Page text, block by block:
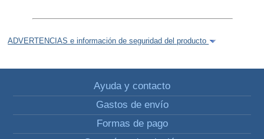
ADVERTENCIAS e información de seguridad del producto
Ayuda y contacto
Gastos de envío
Formas de pago